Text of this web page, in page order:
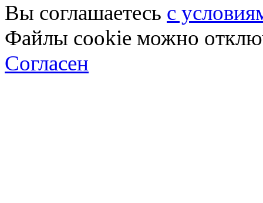
Вы соглашаетесь с
Файлы cookie можно
Согласен